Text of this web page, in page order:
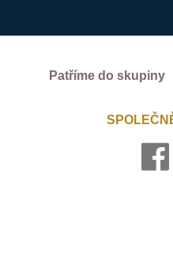
Patříme do skupiny